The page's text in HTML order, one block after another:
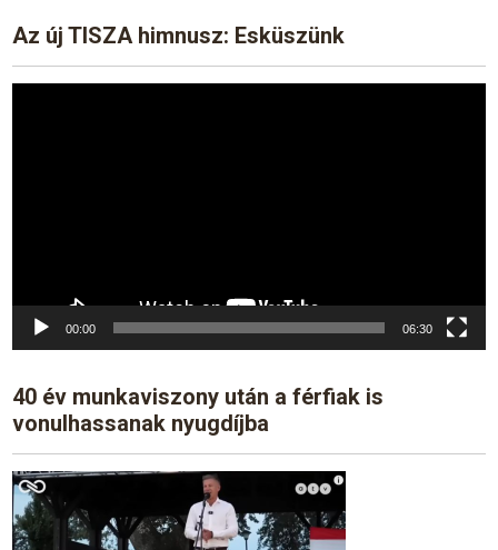
Az új TISZA himnusz: Esküszünk
00:00 06:30
40 év munkaviszony után a férfiak is
vonulhassanak nyugdíjba